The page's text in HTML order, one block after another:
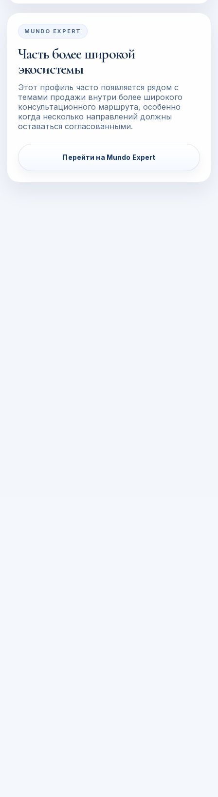
MUNDO EXPERT
Часть более широкой
экосистемы
Этот профиль часто появляется рядом с
темами продажи внутри более широкого
консультационного маршрута, особенно
когда несколько направлений должны
оставаться согласованными.
Перейти на Mundo Expert